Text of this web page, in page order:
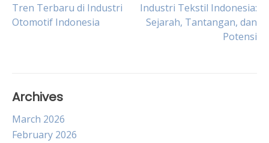
Post
Tren Terbaru di Industri
Otomotif Indonesia
Industri Tekstil Indonesia:
Sejarah, Tantangan, dan
Potensi
Archives
March 2026
February 2026